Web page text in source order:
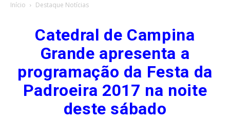
Início Destaque Notícias
Catedral de Campina
Grande apresenta a
programação da Festa da
Padroeira 2017 na noite
deste sábado